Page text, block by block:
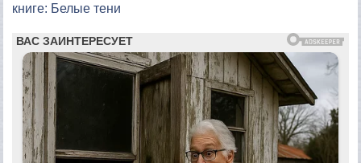
книге: Белые тени